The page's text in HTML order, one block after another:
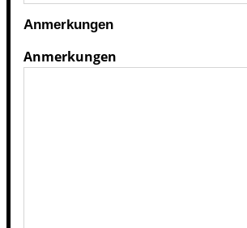
Anmerkungen
An­mer­kun­gen